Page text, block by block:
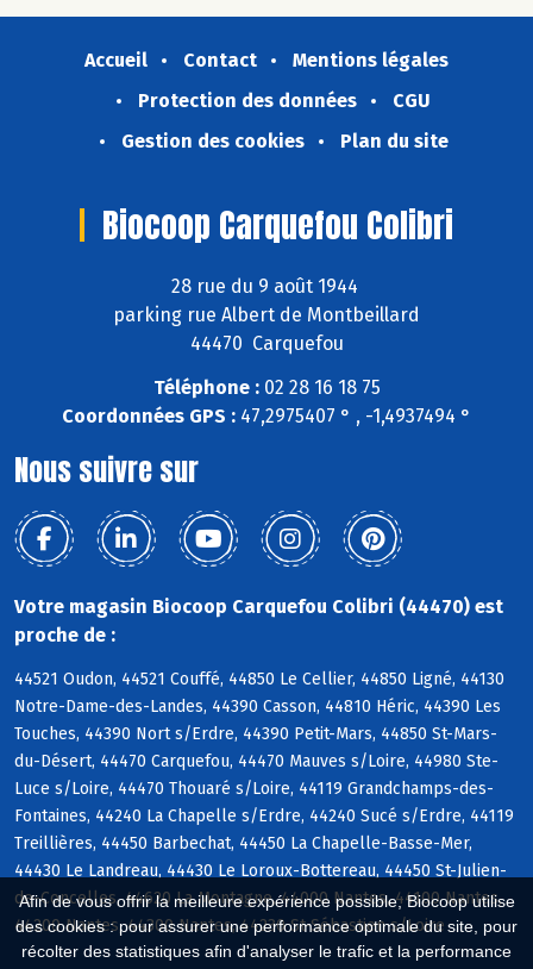
Afin de vous offrir la meilleure expérience possible, Biocoop utilise
des cookies : pour assurer une performance optimale du site, pour
récolter des statistiques afin d'analyser le trafic et la performance
Accueil Contact
Mentions légales
Protection des données
CGU
Gestion des cookies
Plan du site
Biocoop Carquefou Colibri
28 rue du 9 août 1944
parking rue Albert de Montbeillard
44470 Carquefou
Téléphone :02 28 16 18 75
Coordonnées GPS : 47,2975407 ° , -1,4937494 °
Nous suivre sur
Votre magasin Biocoop Carquefou Colibri (44470) est
proche de :
44521 Oudon, 44521 Couffé, 44850 Le Cellier, 44850 Ligné, 44130
Notre-Dame-des-Landes, 44390 Casson, 44810 Héric, 44390 Les
Touches, 44390 Nort s/Erdre, 44390 Petit-Mars, 44850 St-Mars-
du-Désert, 44470 Carquefou, 44470 Mauves s/Loire, 44980 Ste-
Luce s/Loire, 44470 Thouaré s/Loire, 44119 Grandchamps-des-
Fontaines, 44240 La Chapelle s/Erdre, 44240 Sucé s/Erdre, 44119
Treillières, 44450 Barbechat, 44450 La Chapelle-Basse-Mer,
44430 Le Landreau, 44430 Le Loroux-Bottereau, 44450 St-Julien-
de-Concelles, 44620 La Montagne, 44000 Nantes, 44100 Nantes,
44200 Nantes, 44300 Nantes, 44230 St-Sébastien s/Loire